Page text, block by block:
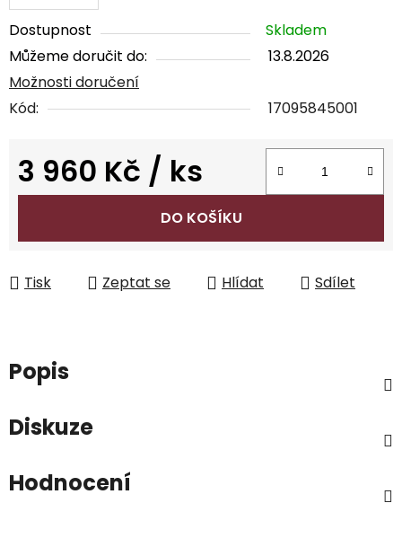
Dostupnost
Skladem
Můžeme doručit do:
13.8.2026
Možnosti doručení
Kód:
17095845001
3 960 Kč / ks
Měrná cena:
DO KOŠÍKU
Tisk Zeptat se Hlídat Sdílet
Popis
Diskuze
Hodnocení